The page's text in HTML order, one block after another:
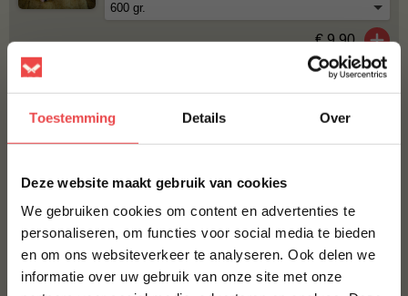
Toestemming Details Over
Deze website maakt gebruik van cookies
We gebruiken cookies om content en advertenties te
personaliseren, om functies voor social media te bieden
en om ons websiteverkeer te analyseren. Ook delen we
informatie over uw gebruik van onze site met onze
€ 9,90
€ 16,-
Bestel alles
10% korting op je
eerste bestelling*